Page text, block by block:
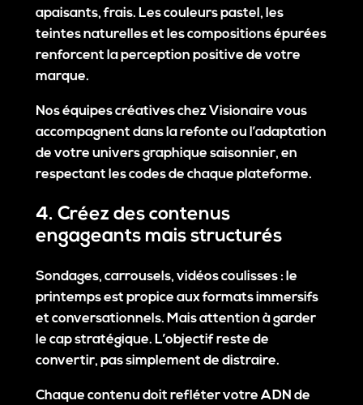
apaisants, frais. Les couleurs pastel, les
teintes naturelles et les compositions épurées
renforcent la perception positive de votre
marque.
Nos équipes créatives chez Visionaire vous
accompagnent dans la refonte ou l’adaptation
de votre univers graphique saisonnier, en
respectant les codes de chaque plateforme.
4. Créez des contenus
engageants mais structurés
Sondages, carrousels, vidéos coulisses : le
printemps est propice aux formats immersifs
et conversationnels. Mais attention à garder
le cap stratégique. L’objectif reste de
convertir, pas simplement de distraire.
Chaque contenu doit refléter votre ADN de